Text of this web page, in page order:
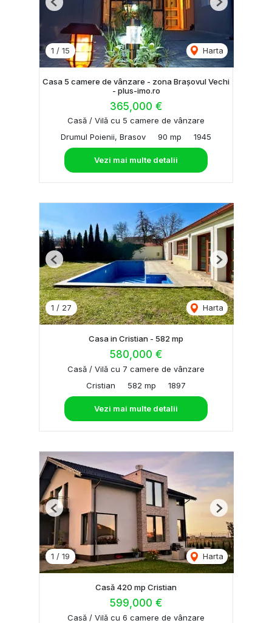
1 / 15 Harta
Previous Next
Casa 5 camere de vânzare - zona Brașovul Vechi
- plus-imo.ro
365,000 €
Casă / Vilă cu 5 camere de vânzare
Drumul Poienii, Brasov
90 mp 1945
Vezi mai multe detalii
1 / 27 Harta
Previous Next
Casa in Cristian - 582 mp
580,000 €
Casă / Vilă cu 7 camere de vânzare
Cristian
582 mp 1897
Vezi mai multe detalii
1 / 19 Harta
Previous Next
Casă 420 mp Cristian
599,000 €
Casă / Vilă cu 6 camere de vânzare